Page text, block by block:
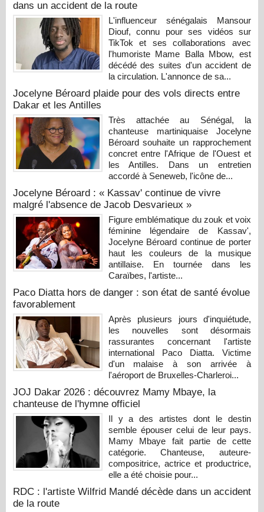
dans un accident de la route
L'influenceur sénégalais Mansour
Diouf, connu pour ses vidéos sur
TikTok et ses collaborations avec
l'humoriste Mame Balla Mbow, est
décédé des suites d'un accident de
la circulation. L'annonce de sa...
Jocelyne Béroard plaide pour des vols directs entre
Dakar et les Antilles
Très attachée au Sénégal, la
chanteuse martiniquaise Jocelyne
Béroard souhaite un rapprochement
concret entre l'Afrique de l'Ouest et
les Antilles. Dans un entretien
accordé à Seneweb, l'icône de...
Jocelyne Béroard : « Kassav' continue de vivre
malgré l'absence de Jacob Desvarieux »
Figure emblématique du zouk et voix
féminine légendaire de Kassav',
Jocelyne Béroard continue de porter
haut les couleurs de la musique
antillaise. En tournée dans les
Caraïbes, l'artiste...
Paco Diatta hors de danger : son état de santé évolue
favorablement
Après plusieurs jours d'inquiétude,
les nouvelles sont désormais
rassurantes concernant l'artiste
international Paco Diatta. Victime
d'un malaise à son arrivée à
l'aéroport de Bruxelles-Charleroi...
JOJ Dakar 2026 : découvrez Mamy Mbaye, la
chanteuse de l'hymne officiel
Il y a des artistes dont le destin
semble épouser celui de leur pays.
Mamy Mbaye fait partie de cette
catégorie. Chanteuse, auteure-
compositrice, actrice et productrice,
elle a été choisie pour...
RDC : l'artiste Wilfrid Mandé décède dans un accident
de la route